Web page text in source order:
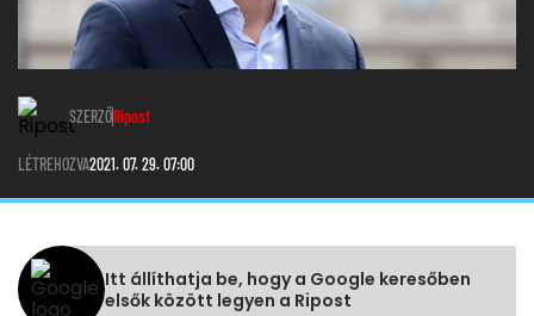
SZERZŐRipost
LÉTREHOZVA2021. 07. 29. 07:00
Itt állíthatja be, hogy a Google keresőben
elsők között legyen a Ripost